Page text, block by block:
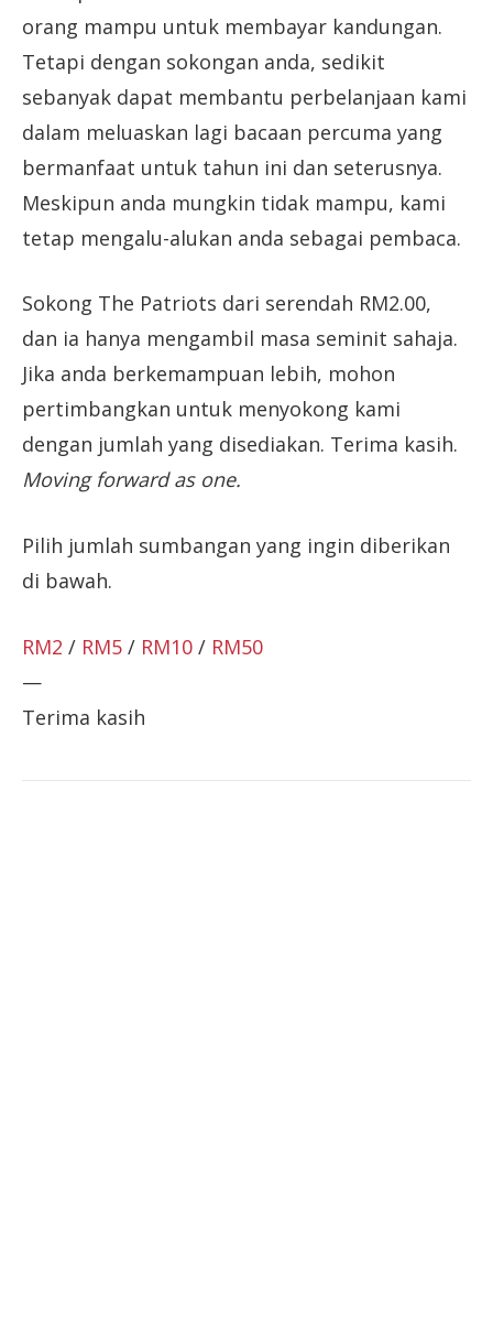
orang mampu untuk membayar kandungan.
Tetapi dengan sokongan anda, sedikit
sebanyak dapat membantu perbelanjaan kami
dalam meluaskan lagi bacaan percuma yang
bermanfaat untuk tahun ini dan seterusnya.
Meskipun anda mungkin tidak mampu, kami
tetap mengalu-alukan anda sebagai pembaca.
Sokong The Patriots dari serendah RM2.00,
dan ia hanya mengambil masa seminit sahaja.
Jika anda berkemampuan lebih, mohon
pertimbangkan untuk menyokong kami
dengan jumlah yang disediakan. Terima kasih.
Moving forward as one.
Pilih jumlah sumbangan yang ingin diberikan
di bawah.
RM2 / RM5 / RM10 / RM50
—
Terima kasih